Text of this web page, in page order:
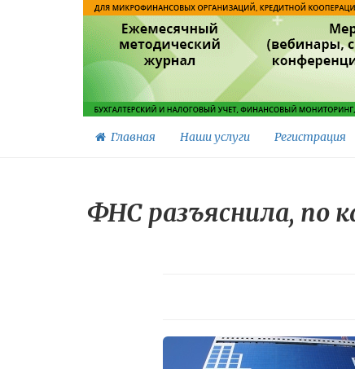
Главная Наши услуги Регистрация
ФНС разъяснила, по